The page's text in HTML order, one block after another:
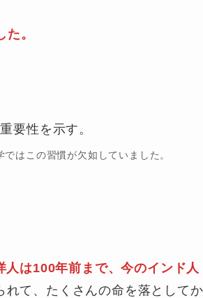
。
はこの習慣が欠如していました。
人は100年前まで、今のインド人
れて、たくさんの命を落としてか